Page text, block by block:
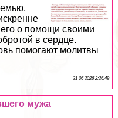
о помощи своими
в сердце.
помогают молитвы
21 06 2026 2:26:49
мужа